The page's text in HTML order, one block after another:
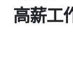
高薪工